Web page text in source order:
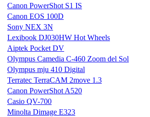
Canon PowerShot S1 IS
Canon EOS 100D
Sony NEX 3N
Lexibook DJ030HW Hot Wheels
Aiptek Pocket DV
Olympus Camedia C-460 Zoom del Sol
Olympus mju 410 Digital
Terratec TerraCAM 2move 1.3
Canon PowerShot A520
Casio QV-700
Minolta Dimage E323